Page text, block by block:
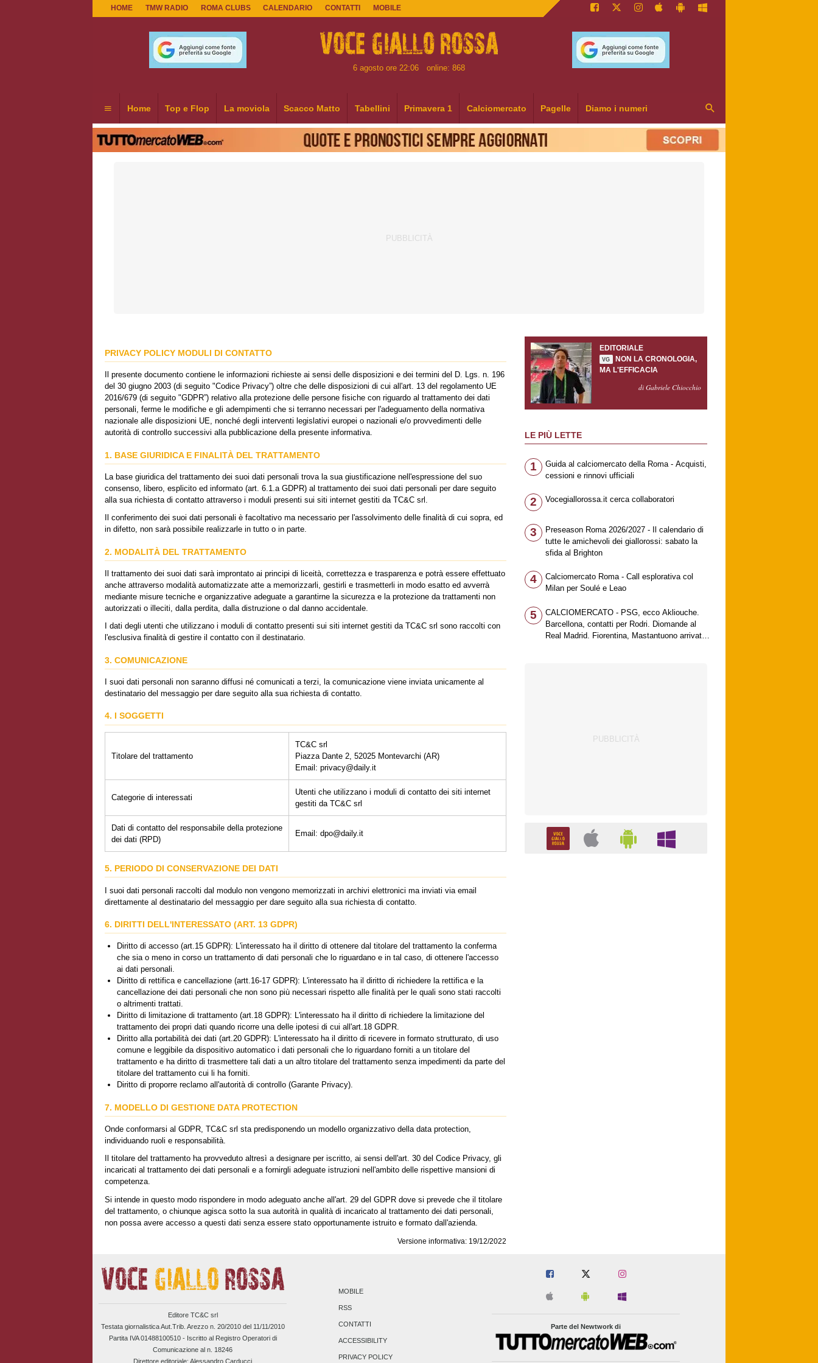
HOME TMW RADIO ROMA CLUBS CALENDARIO CONTATTI MOBILE
6 agosto ore 22:06 online: 868
Home Top e Flop La moviola Scacco Matto Tabellini Primavera 1 Calciomercato Pagelle Diamo i numeri
PRIVACY POLICY MODULI DI CONTATTO
Il presente documento contiene le informazioni richieste ai sensi delle disposizioni e dei termini del D. Lgs. n. 196
del 30 giugno 2003 (di seguito "Codice Privacy”) oltre che delle disposizioni di cui all'art. 13 del regolamento UE
2016/679 (di seguito "GDPR”) relativo alla protezione delle persone fisiche con riguardo al trattamento dei dati
personali, ferme le modifiche e gli adempimenti che si terranno necessari per l'adeguamento della normativa
nazionale alle disposizioni UE, nonché degli interventi legislativi europei o nazionali e/o provvedimenti delle
autorità di controllo successivi alla pubblicazione della presente informativa.
1. BASE GIURIDICA E FINALITÀ DEL TRATTAMENTO
La base giuridica del trattamento dei suoi dati personali trova la sua giustificazione nell'espressione del suo
consenso, libero, esplicito ed informato (art. 6.1.a GDPR) al trattamento dei suoi dati personali per dare seguito
alla sua richiesta di contatto attraverso i moduli presenti sui siti internet gestiti da TC&C srl.
Il conferimento dei suoi dati personali è facoltativo ma necessario per l'assolvimento delle finalità di cui sopra, ed
in difetto, non sarà possibile realizzarle in tutto o in parte.
2. MODALITÀ DEL TRATTAMENTO
Il trattamento dei suoi dati sarà improntato ai principi di liceità, correttezza e trasparenza e potrà essere effettuato
anche attraverso modalità automatizzate atte a memorizzarli, gestirli e trasmetterli in modo esatto ed avverrà
mediante misure tecniche e organizzative adeguate a garantirne la sicurezza e la protezione da trattamenti non
autorizzati o illeciti, dalla perdita, dalla distruzione o dal danno accidentale.
I dati degli utenti che utilizzano i moduli di contatto presenti sui siti internet gestiti da TC&C srl sono raccolti con
l'esclusiva finalità di gestire il contatto con il destinatario.
3. COMUNICAZIONE
I suoi dati personali non saranno diffusi né comunicati a terzi, la comunicazione viene inviata unicamente al
destinatario del messaggio per dare seguito alla sua richiesta di contatto.
4. I SOGGETTI
Titolare del trattamento
TC&C srl
Piazza Dante 2, 52025 Montevarchi (AR)
Email: privacy@daily.it
Categorie di interessati
Utenti che utilizzano i moduli di contatto dei siti internet
gestiti da TC&C srl
Dati di contatto del responsabile della protezione
dei dati (RPD)
Email: dpo@daily.it
5. PERIODO DI CONSERVAZIONE DEI DATI
I suoi dati personali raccolti dal modulo non vengono memorizzati in archivi elettronici ma inviati via email
direttamente al destinatario del messaggio per dare seguito alla sua richiesta di contatto.
6. DIRITTI DELL'INTERESSATO (ART. 13 GDPR)
Diritto di accesso (art.15 GDPR): L'interessato ha il diritto di ottenere dal titolare del trattamento la conferma
che sia o meno in corso un trattamento di dati personali che lo riguardano e in tal caso, di ottenere l'accesso
ai dati personali.
Diritto di rettifica e cancellazione (artt.16-17 GDPR): L'interessato ha il diritto di richiedere la rettifica e la
cancellazione dei dati personali che non sono più necessari rispetto alle finalità per le quali sono stati raccolti
o altrimenti trattati.
Diritto di limitazione di trattamento (art.18 GDPR): L'interessato ha il diritto di richiedere la limitazione del
trattamento dei propri dati quando ricorre una delle ipotesi di cui all'art.18 GDPR.
Diritto alla portabilità dei dati (art.20 GDPR): L'interessato ha il diritto di ricevere in formato strutturato, di uso
comune e leggibile da dispositivo automatico i dati personali che lo riguardano forniti a un titolare del
trattamento e ha diritto di trasmettere tali dati a un altro titolare del trattamento senza impedimenti da parte del
titolare del trattamento cui li ha forniti.
Diritto di proporre reclamo all'autorità di controllo (Garante Privacy).
7. MODELLO DI GESTIONE DATA PROTECTION
Onde conformarsi al GDPR, TC&C srl sta predisponendo un modello organizzativo della data protection,
individuando ruoli e responsabilità.
Il titolare del trattamento ha provveduto altresì a designare per iscritto, ai sensi dell'art. 30 del Codice Privacy, gli
incaricati al trattamento dei dati personali e a fornirgli adeguate istruzioni nell'ambito delle rispettive mansioni di
competenza.
Si intende in questo modo rispondere in modo adeguato anche all'art. 29 del GDPR dove si prevede che il titolare
del trattamento, o chiunque agisca sotto la sua autorità in qualità di incaricato al trattamento dei dati personali,
non possa avere accesso a questi dati senza essere stato opportunamente istruito e formato dall'azienda.
Versione informativa: 19/12/2022
EDITORIALE
VG
NON LA CRONOLOGIA,
MA L'EFFICACIA
di Gabriele Chiocchio
LE PIÙ LETTE
1
Guida al calciomercato della Roma - Acquisti,
cessioni e rinnovi ufficiali
2 Vocegiallorossa.it cerca collaboratori
3
Preseason Roma 2026/2027 - Il calendario di
tutte le amichevoli dei giallorossi: sabato la
sfida al Brighton
4
Calciomercato Roma - Call esplorativa col
Milan per Soulé e Leao
5
CALCIOMERCATO - PSG, ecco Akliouche.
Barcellona, contatti per Rodri. Diomande al
Real Madrid. Fiorentina, Mastantuono arrivato
Editore TC&C srl
Testata giornalistica Aut.Trib. Arezzo n. 20/2010 del 11/11/2010
Partita IVA 01488100510 - Iscritto al Registro Operatori di
Comunicazione al n. 18246
Direttore editoriale: Alessandro Carducci
MOBILE
RSS
CONTATTI
ACCESSIBILITY
PRIVACY POLICY
Parte del Newtwork di